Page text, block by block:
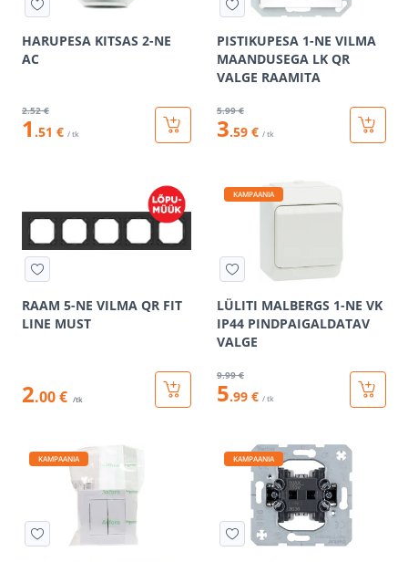
HARUPESA KITSAS 2-NE
AC
2.52 €
1 .51 € / tk
PISTIKUPESA 1-NE VILMA
MAANDUSEGA LK QR
VALGE RAAMITA
5.99 €
3.59 € / tk
RAAM 5-NE VILMA QR FIT
LINE MUST
2.00 € /tk
KAMPAANIA
LÜLITI MALBERGS 1-NE VK
IP44 PINDPAIGALDATAV
VALGE
9.99 €
5.99 € / tk
KAMPAANIA KAMPAANIA